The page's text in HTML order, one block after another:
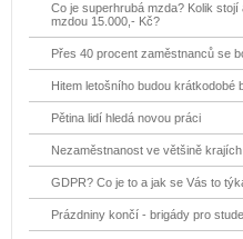
Co je superhrubá mzda? Kolik
mzdou 15.000,- Kč?
Přes 40 procent zaměstnanců se
Hitem letošního budou krátkodobé
Pětina lidí hledá novou práci
Nezaměstnanost ve většině
GDPR? Co je to a jak se Vás to
Prázdniny končí - brigády pro